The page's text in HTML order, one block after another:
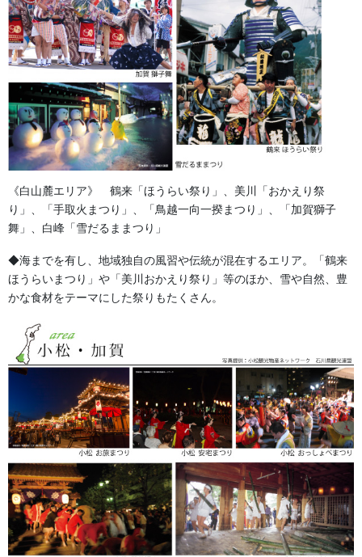
ハンテンのデザイン校正が決定いたしましたら
生地の決定、数量・サイズの決定をいたします。
それから最終価格見積をご案内いたします。
版は保存できませんので次回発注の時は
枚数にあわせて再見積となります。
数量が少ないと割高になりますので一回目
の発注の時に考慮してご発注ください。
トラブルを避けるため当社からおとどけする
発注用紙にご記入の上ご返送、又はＦＡＸ
《白山麓エリア》 鶴来「ほうらい祭り」、美川「おかえり祭
り」、「手取火まつり」、「鳥越一向一揆まつり」、「加賀獅子
舞」、白峰「雪だるままつり」
◆海までを有し、地域独自の風習や伝統が混在するエリア。「鶴来
ほうらいまつり」や「美川おかえり祭り」等のほか、雪や自然、豊
かな食材をテーマにした祭りもたくさん。